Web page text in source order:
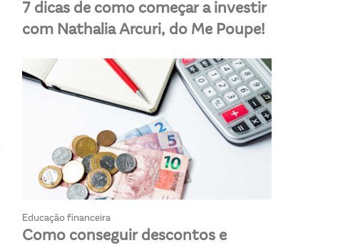
7 dicas de como começar a investir
com Nathalia Arcuri, do Me Poupe!
Educação financeira
Como conseguir descontos e